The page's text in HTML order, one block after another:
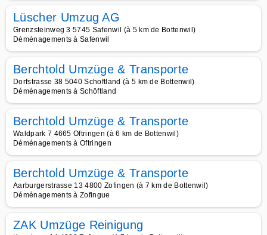
Lüscher Umzug AG
Grenzsteinweg 3 5745 Safenwil (à 5 km de Bottenwil)
Déménagements à Safenwil
Berchtold Umzüge & Transporte
Dorfstrasse 38 5040 Schoftland (à 5 km de Bottenwil)
Déménagements à Schöftland
Berchtold Umzüge & Transporte
Waldpark 7 4665 Oftringen (à 6 km de Bottenwil)
Déménagements à Oftringen
Berchtold Umzüge & Transporte
Aarburgerstrasse 13 4800 Zofingen (à 7 km de Bottenwil)
Déménagements à Zofingue
ZAK Umzüge Reinigung